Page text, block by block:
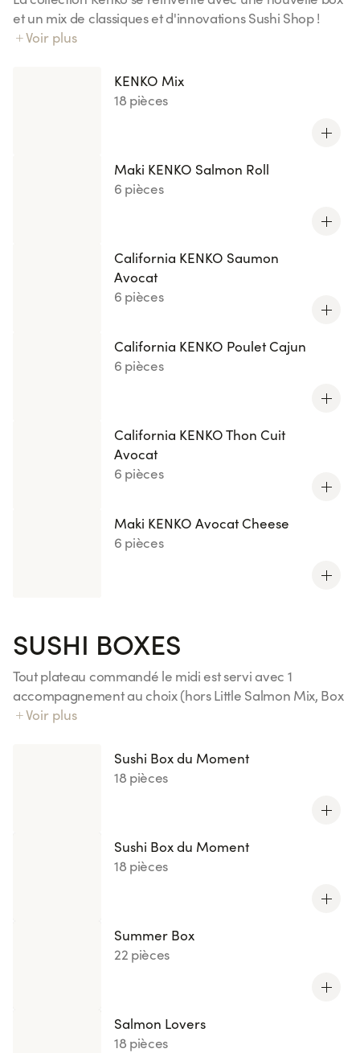
et un mix de classiques et d'innovations Sushi Shop !
Notre riz Kenko exclusif : 70% de sucres en moins
Voir plus
KENKO Mix
18 pièces
Maki KENKO Salmon Roll
6 pièces
California KENKO Saumon
Avocat
6 pièces
California KENKO Poulet Cajun
6 pièces
California KENKO Thon Cuit
Avocat
6 pièces
Maki KENKO Avocat Cheese
6 pièces
SUSHI BOXES
Tout plateau commandé le midi est servi avec 1
accompagnement au choix (hors Little Salmon Mix, Box
Duo Essentiels et Menus Kids)
Voir plus
Sushi Box du Moment
18 pièces
Sushi Box du Moment
18 pièces
Summer Box
22 pièces
Salmon Lovers
18 pièces